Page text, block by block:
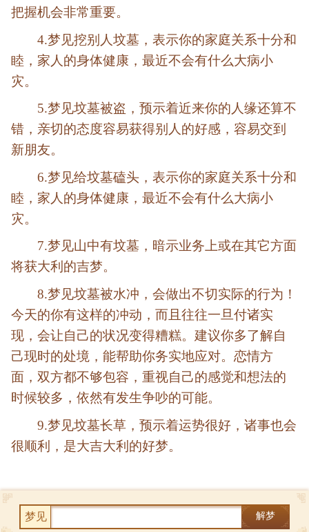
把握机会非常重要。
4.梦见挖别人坟墓，表示你的家庭关系十分和
睦，家人的身体健康，最近不会有什么大病小
灾。
5.梦见坟墓被盗，预示着近来你的人缘还算不
错，亲切的态度容易获得别人的好感，容易交到
新朋友。
6.梦见给坟墓磕头，表示你的家庭关系十分和
睦，家人的身体健康，最近不会有什么大病小
灾。
7.梦见山中有坟墓，暗示业务上或在其它方面
将获大利的吉梦。
8.梦见坟墓被水冲，会做出不切实际的行为！
今天的你有这样的冲动，而且往往一旦付诸实
现，会让自己的状况变得糟糕。建议你多了解自
己现时的处境，能帮助你务实地应对。恋情方
面，双方都不够包容，重视自己的感觉和想法的
时候较多，依然有发生争吵的可能。
9.梦见坟墓长草，预示着运势很好，诸事也会
很顺利，是大吉大利的好梦。
梦见 解梦